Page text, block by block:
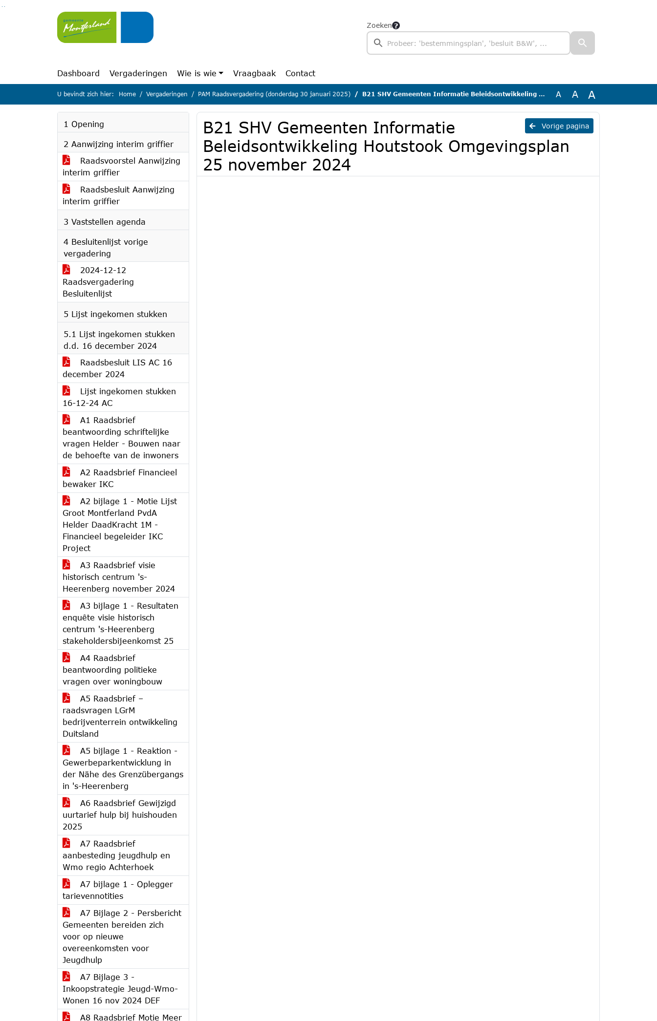
Ga naar de inhoud van deze pagina
Ga naar het zoeken
Ga naar het menu
Zoeken
Dashboard Vergaderingen Wie is wie Vraagbaak Contact
U bevindt zich hier: Home Vergaderingen PAM Raadsvergadering (donderdag 30 januari 2025) B21 SHV Gemeenten Informatie Beleidsontwikkeling Houtstook Omgevingsplan 25 november 2024 A A A
1 Opening
2 Aanwijzing interim griffier
Raadsvoorstel Aanwijzing
interim griffier
Raadsbesluit Aanwijzing
interim griffier
3 Vaststellen agenda
4 Besluitenlijst vorige
vergadering
2024-12-12
Raadsvergadering
Besluitenlijst
5 Lijst ingekomen stukken
5.1 Lijst ingekomen stukken
d.d. 16 december 2024
Raadsbesluit LIS AC 16
december 2024
Lijst ingekomen stukken
16-12-24 AC
A1 Raadsbrief
beantwoording schriftelijke
vragen Helder - Bouwen naar
de behoefte van de inwoners
A2 Raadsbrief Financieel
bewaker IKC
A2 bijlage 1 - Motie Lijst
Groot Montferland PvdA
Helder DaadKracht 1M -
Financieel begeleider IKC
Project
A3 Raadsbrief visie
historisch centrum 's-
Heerenberg november 2024
A3 bijlage 1 - Resultaten
enquête visie historisch
centrum 's-Heerenberg
stakeholdersbijeenkomst 25
A4 Raadsbrief
beantwoording politieke
vragen over woningbouw
A5 Raadsbrief –
raadsvragen LGrM
bedrijventerrein ontwikkeling
Duitsland
A5 bijlage 1 - Reaktion -
Gewerbeparkentwicklung in
der Nähe des Grenzübergangs
in 's-Heerenberg
A6 Raadsbrief Gewijzigd
uurtarief hulp bij huishouden
2025
A7 Raadsbrief
aanbesteding jeugdhulp en
Wmo regio Achterhoek
A7 bijlage 1 - Oplegger
tarievennotities
A7 Bijlage 2 - Persbericht
Gemeenten bereiden zich
voor op nieuwe
overeenkomsten voor
Jeugdhulp
A7 Bijlage 3 -
Inkoopstrategie Jeugd-Wmo-
Wonen 16 nov 2024 DEF
A8 Raadsbrief Motie Meer
Vorige pagina
B21 SHV Gemeenten Informatie
Beleidsontwikkeling Houtstook Omgevingsplan
25 november 2024